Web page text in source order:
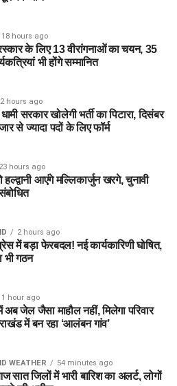
18 hours ago
के लिए 13 वीरांगनाओं का चयन, 35
भी होंगे सम्मानित
hours ago
सरकार खोलेगी भर्ती का पिटारा, दिसंबर
से ज्यादा पदों के लिए फॉर्म
23 hours ago
आएंगे मल्लिकार्जुन खरगे, चुनावी
2 hours ago
में बड़ा फेरबदल! नई कार्यकारिणी घोषित,
भी गठन
1 hour ago
अब जेल जैसा माहौल नहीं, मिलेगा परिवार
में बन रहा ‘आलंबन गांव’
WEATHER 54 minutes ago
सात जिलों में भारी बारिश का अलर्ट, लोगों